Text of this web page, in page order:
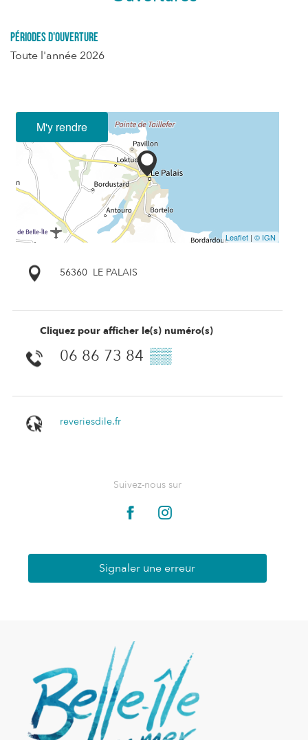
Périodes d'ouverture
Toute l'année 2026
M'y rendre
Leaflet | © IGN
56360 LE PALAIS
Cliquez pour afficher le(s) numéro(s)
06 86 73 84 ▒▒
reveriesdile.fr
Suivez-nous sur
Signaler une erreur